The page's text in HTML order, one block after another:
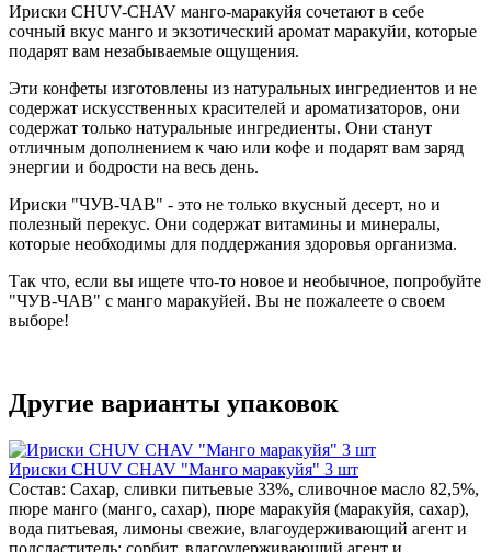
Ириски CHUV-CHAV манго-маракуйя сочетают в себе
сочный вкус манго и экзотический аромат маракуйи, которые
подарят вам незабываемые ощущения.
Эти конфеты изготовлены из натуральных ингредиентов и не
содержат искусственных красителей и ароматизаторов, они
содержат только натуральные ингредиенты. Они станут
отличным дополнением к чаю или кофе и подарят вам заряд
энергии и бодрости на весь день.
Ириски "ЧУВ-ЧАВ" - это не только вкусный десерт, но и
полезный перекус. Они содержат витамины и минералы,
которые необходимы для поддержания здоровья организма.
Так что, если вы ищете что-то новое и необычное, попробуйте
"ЧУВ-ЧАВ" с манго маракуйей. Вы не пожалеете о своем
выборе!
Другие варианты упаковок
Ириски CHUV CHAV "Манго маракуйя" 3 шт
Состав: Сахар, сливки питьевые 33%, сливочное масло 82,5%,
пюре манго (манго, сахар), пюре маракуйя (маракуйя, сахар),
вода питьевая, лимоны свежие, влагоудерживающий агент и